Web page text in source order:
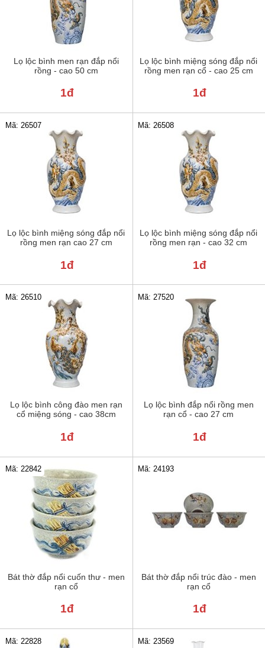
Lọ lộc bình men rạn đắp nổi
rồng - cao 50 cm
1đ
Lọ lộc bình miệng sóng đắp nổi
rồng men rạn cổ - cao 25 cm
1đ
Lọ lộc bình miệng sóng đắp nổi
rồng men rạn cao 27 cm
Mã: 26507
1đ
Lọ lộc bình miệng sóng đắp nổi
rồng men rạn - cao 32 cm
Mã: 26508
1đ
Lọ lộc bình công đào men rạn
cổ miệng sóng - cao 38cm
Mã: 26510
1đ
Lọ lộc bình đắp nổi rồng men
rạn cổ - cao 27 cm
Mã: 27520
1đ
Bát thờ đắp nổi cuốn thư - men
rạn cổ
Mã: 22842
1đ
Bát thờ đắp nổi trúc đào - men
rạn cổ
Mã: 24193
1đ
Mã: 22828 Mã: 23569